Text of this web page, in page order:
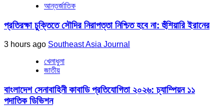
আন্তর্জাতিক
প্রতিরক্ষা চুক্তিতে সৌদির নিরাপত্তা নিশ্চিত হবে না: হুঁশিয়ারি ইরানের
3 hours ago Southeast Asia Journal
খেলাধুলা
জাতীয়
বাংলাদেশ সেনাবাহিনী কাবাডি প্রতিযোগিতা ২০২৬: চ্যাম্পিয়ন ১১
পদাতিক ডিভিশন